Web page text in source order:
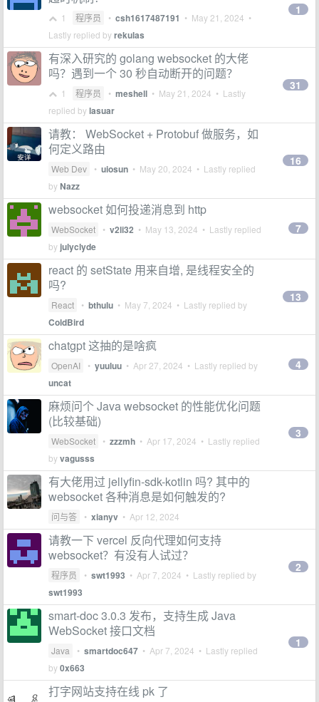
1 程序员 • csh1617487191 • May 21, 2024 •
Lastly replied byrekulas
1
有深入研究的 golang websocket 的大佬
吗？遇到一个 30 秒自动断开的问题？
1 程序员 • meshell • May 21, 2024 • Lastly
replied bylasuar
31
请教： WebSocket + Protobuf 做服务，如
何定义路由
Web Dev • uiosun • May 20, 2024 • Lastly replied
byNazz
16
websocket 如何投递消息到 http
WebSocket • v2li32 • May 13, 2024 • Lastly replied
by julyclyde
7
react 的 setState 用来自增, 是线程安全的
吗?
React • bthulu • May 7, 2024 • Lastly replied by
ColdBird
13
chatgpt 这抽的是啥疯
OpenAI • yuuluu • Apr 27, 2024 • Lastly replied by
uncat
4
麻烦问个 Java websocket 的性能优化问题
(比较基础)
WebSocket • zzzmh • Apr 17, 2024 • Lastly replied
byvagusss
3
有大佬用过 jellyfin-sdk-kotlin 吗? 其中的
websocket 各种消息是如何触发的?
问与答 • xianyv • Apr 12, 2024
请教一下 vercel 反向代理如何支持
websocket？有没有人试过？
程序员 • swt1993 • Apr 7, 2024 • Lastly replied by
swt1993
2
smart-doc 3.0.3 发布，支持生成 Java
WebSocket 接口文档
Java • smartdoc647 • Apr 7, 2024 • Lastly replied
by0x663
1
打字网站支持在线 pk 了